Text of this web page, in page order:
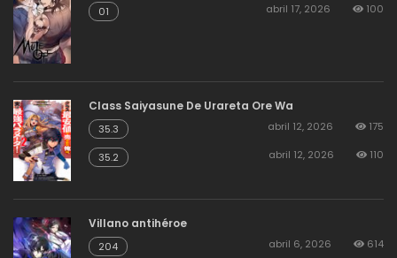
01 abril 17, 2026 100
Class Saiyasune De Urareta Ore Wa
35.3 abril 12, 2026 175
35.2 abril 12, 2026 110
Villano antihéroe
204 abril 6, 2026 614